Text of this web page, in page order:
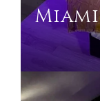
Miami